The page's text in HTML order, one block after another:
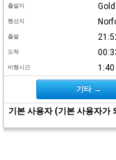
출발지
행선지
출발
도착
비행시간 1:40
기타 →
기본 사용자 (기본 사용자가